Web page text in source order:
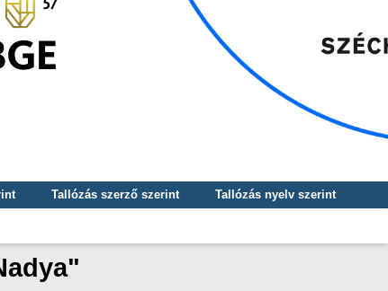
Tallózás szerző szerint
Tallózás nyelv szerint
"